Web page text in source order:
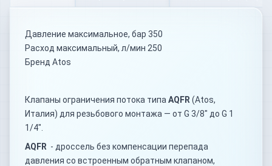
Давление максимальное, бар 350
Расход максимальный, л/мин 250
Бренд Atos
Клапаны ограничения потока типа AQFR (Atos,
Италия) для резьбового монтажа — от G 3/8" до G 1
1/4".
AQFR - дроссель без компенсации перепада
давления со встроенным обратным клапаном,